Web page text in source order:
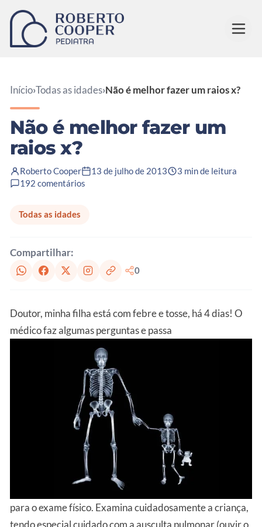
Pular para o conteúdo
Início›Todas as idades›Não é melhor fazer um raios x?
Não é melhor fazer um
raios x?
Roberto Cooper 13 de julho de 2013
3 min de leitura
192 comentários
Todas as idades
Compartilhar:
0
Doutor, minha filha está comfebreetosse, há 4 dias! O
médico faz algumas perguntas e passa
para o exame físico. Examina cuidadosamente a criança,
tendo especial cuidado com a ausculta pulmonar (ouvir o